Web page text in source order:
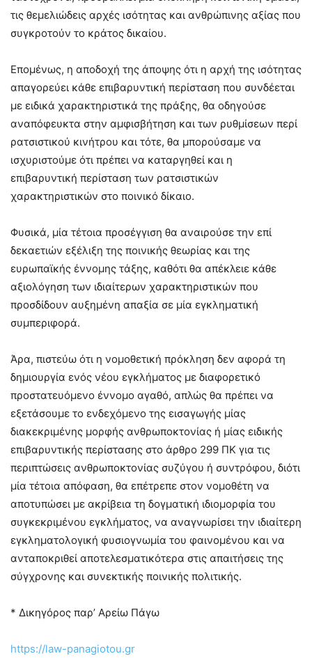
τις θεμελιώδεις αρχές ισότητας και ανθρώπινης αξίας που
συγκροτούν το κράτος δικαίου.
Επομένως, η αποδοχή της άποψης ότι η αρχή της ισότητας
απαγορεύει κάθε επιβαρυντική περίσταση που συνδέεται
με ειδικά χαρακτηριστικά της πράξης, θα οδηγούσε
αναπόφευκτα στην αμφισβήτηση και των ρυθμίσεων περί
ρατσιστικού κινήτρου και τότε, θα μπορούσαμε να
ισχυριστούμε ότι πρέπει να καταργηθεί και η
επιβαρυντική περίσταση των ρατσιστικών
χαρακτηριστικών στο ποινικό δίκαιο.
Φυσικά, μία τέτοια προσέγγιση θα αναιρούσε την επί
δεκαετιών εξέλιξη της ποινικής θεωρίας και της
ευρωπαϊκής έννομης τάξης, καθότι θα απέκλειε κάθε
αξιολόγηση των ιδιαίτερων χαρακτηριστικών που
προσδίδουν αυξημένη απαξία σε μία εγκληματική
συμπεριφορά.
Άρα, πιστεύω ότι η νομοθετική πρόκληση δεν αφορά τη
δημιουργία ενός νέου εγκλήματος με διαφορετικό
προστατευόμενο έννομο αγαθό, απλώς θα πρέπει να
εξετάσουμε το ενδεχόμενο της εισαγωγής μίας
διακεκριμένης μορφής ανθρωποκτονίας ή μίας ειδικής
επιβαρυντικής περίστασης στο άρθρο 299 ΠΚ για τις
περιπτώσεις ανθρωποκτονίας συζύγου ή συντρόφου, διότι
μία τέτοια απόφαση, θα επέτρεπε στον νομοθέτη να
αποτυπώσει με ακρίβεια τη δογματική ιδιομορφία του
συγκεκριμένου εγκλήματος, να αναγνωρίσει την ιδιαίτερη
εγκληματολογική φυσιογνωμία του φαινομένου και να
ανταποκριθεί αποτελεσματικότερα στις απαιτήσεις της
σύγχρονης και συνεκτικής ποινικής πολιτικής.
* Δικηγόρος παρ’ Αρείω Πάγω
https://law-panagiotou.gr